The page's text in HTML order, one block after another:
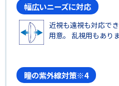
幅広いニーズに対応
近視も遠視も対応で
用意。 乱視用もありま
瞳の紫外線対策※4